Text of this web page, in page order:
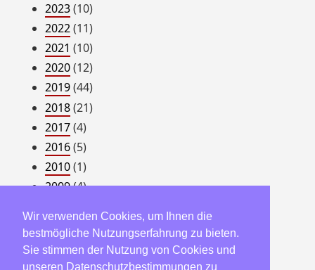
2023(10)
2022(11)
2021 (10)
2020(12)
2019(44)
2018(21)
2017(4)
2016(5)
2010(1)
2009(4)
2007 (22)
2006(23)
2005(182)
Wir verwenden Cookies, um Ihnen die
bestmögliche Nutzungserfahrung zu bieten.
Sie stimmen der Nutzung von Cookies und
unseren Datenschutzbestimmungen zu